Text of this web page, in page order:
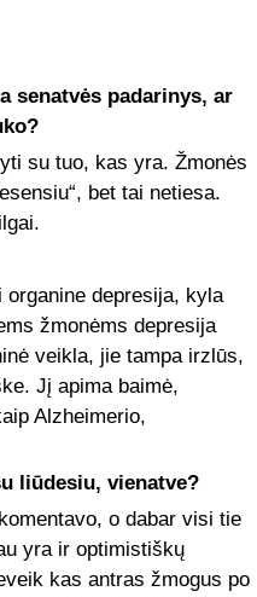
senatvės padarinys, ar
su tuo, kas yra. Žmonės
bet tai netiesa.
depresija, kyla
žmonėms depresija
veikla, jie tampa irzlūs,
Jį apima baimė,
Alzheimerio,
liūdesiu, vienatve?
o dabar visi tie
yra ir optimistiškų
kas antras žmogus po